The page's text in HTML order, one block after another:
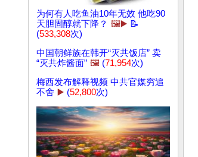
为何有人吃鱼油10年无效 他吃90
天胆固醇就下降？ 🖼️▶️ 📝
(533,308次)
中国朝鲜族在韩开“灭共饭店” 卖
“灭共炸酱面” 🖼️ (71,954次)
梅西发布解释视频 中共官媒穷追
不舍 ▶️ (52,800次)